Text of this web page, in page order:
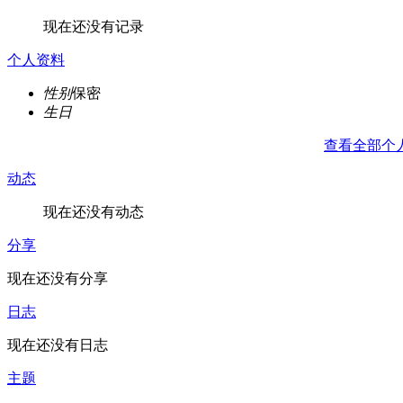
现在还没有记录
个人资料
性别保密
生日
查看全部个
动态
现在还没有动态
分享
现在还没有分享
日志
现在还没有日志
主题